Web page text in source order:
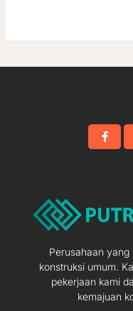
Perusahaan
konstruksi umum.
pekerjaan kami
kemajuan